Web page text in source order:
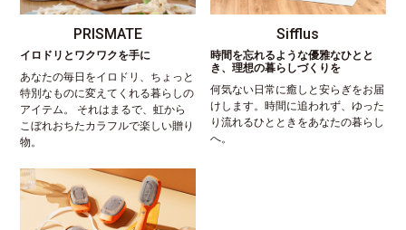
PRISMATE
イロドリとワクワクを手に
あなたの毎日をイロドリ、ちょっと
特別なものに変えてくれる暮らしの
アイテム。 それはまるで、虹から
こぼれおちたカラフルで楽しい贈り
物。
Sifflus
時間を忘れるような優雅なひとと
き、理想の暮らしづくりを
何気ない日常に癒しと安らぎをお届
けします。時間に追われず、ゆった
り流れるひとときをあなたの暮らし
へ。